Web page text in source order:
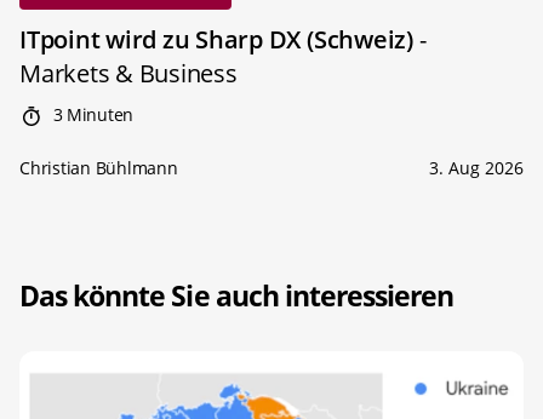
ITpoint wird zu Sharp DX (Schweiz)-
Markets & Business
3 Minuten
Christian Bühlmann 3. Aug 2026
Das könnte Sie auch interessieren